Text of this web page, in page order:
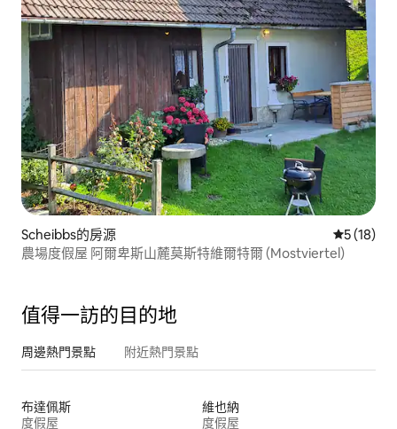
Scheibbs的房源 從 18 則
5 (18)
農場度假屋 阿爾卑斯山麓莫斯特維爾特爾 (Mostviertel)
值得一訪的目的地
周邊熱門景點 附近熱門景點
布達佩斯
度假屋
維也納
度假屋